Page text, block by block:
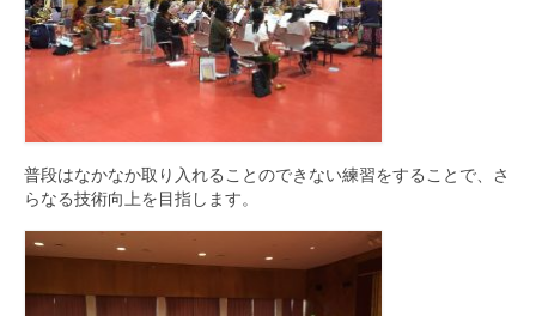
普段はなかなか取り入れることのできない練習をすることで、さ
らなる技術向上を目指します。